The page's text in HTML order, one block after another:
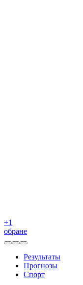
+1
обране
Результаты
Прогнозы
Спорт